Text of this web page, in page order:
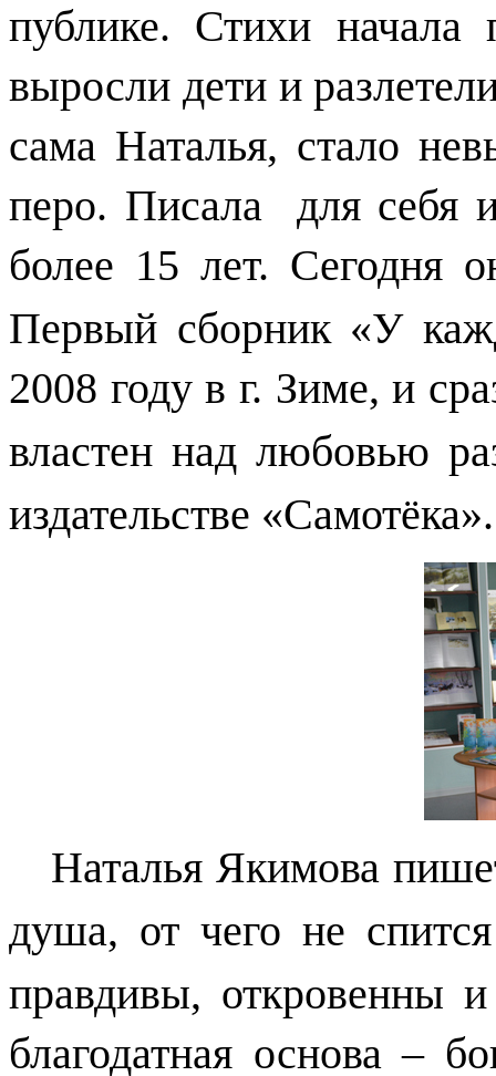
публике. Стихи начала
выросли дети и
сама Наталья, стало
перо. Писала
для себя
более 15 лет. Сегодня
Первый сборник «У
2008 году в г. Зиме, и
властен над любовью
издательстве «Самотёка».
Наталья Якимова
душа, от чего не
правдивы, откровенны
благодатная основа –